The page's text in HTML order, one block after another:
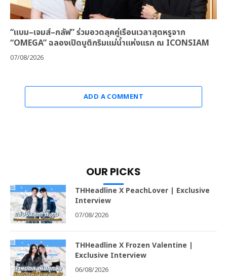
“แบม–เจมส์–กลัฟ” ร่วมอวดลุคคู่เรือนเวลาสุดหรูจาก
“OMEGA” ฉลองเปิดบูติกริมแม่น้ำแห่งแรก ณ ICONSIAM
07/08/2026
ADD A COMMENT
OUR PICKS
THHeadline X PeachLover | Exclusive
Interview
07/08/2026
THHeadline X Frozen Valentine |
Exclusive Interview
06/08/2026